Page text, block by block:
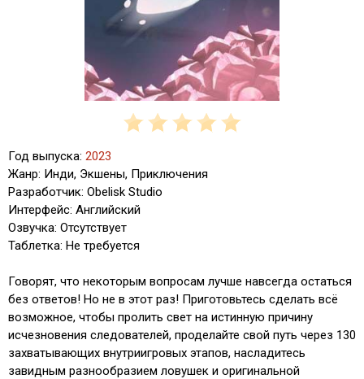
Год выпуска: 2023
Жанр: Инди, Экшены, Приключения
Разработчик: Obelisk Studio
Интерфейс: Английский
Озвучка: Отсутствует
Таблетка: Не требуется
Говорят, что некоторым вопросам лучше навсегда остаться
без ответов! Но не в этот раз! Приготовьтесь сделать всё
возможное, чтобы пролить свет на истинную причину
исчезновения следователей, проделайте свой путь через 130
захватывающих внутриигровых этапов, насладитесь
завидным разнообразием ловушек и оригинальной